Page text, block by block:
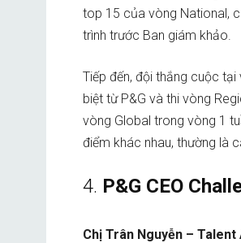
top 15 của vòng National,
trình trước Ban giám khảo.
Tiếp đến, đội thắng cuộc
biệt từ P&G và thi vòng
vòng Global trong vòng 1
điểm khác nhau, thường là
4. P&G CEO
Chị Trân Nguyễn –